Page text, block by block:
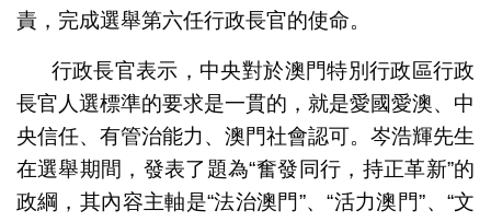
責，完成選舉第六任行政長官的使命。
行政長官表示，中央對於澳門特別行政區行政
長官人選標準的要求是一貫的，就是愛國愛澳、中
央信任、有管治能力、澳門社會認可。岑浩輝先生
在選舉期間，發表了題為“奮發同行，持正革新”的
政綱，其內容主軸是“法治澳門”、“活力澳門”、“文